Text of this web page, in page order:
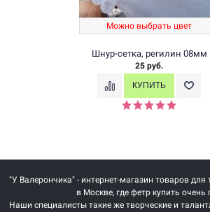
Можно выбрать цвет
Шнур-сетка, регилин 08мм
25 руб.
"У Валерончика" - интернет-магазин товаров для
в Москве, где фетр купить очень
Наши специалисты такие же творческие и